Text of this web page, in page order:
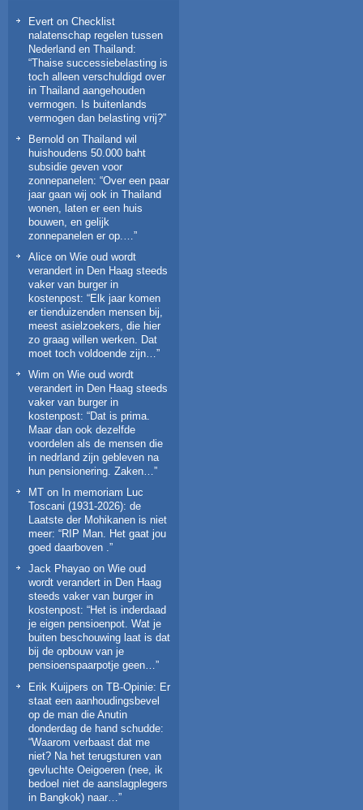
Evert on Checklist
nalatenschap regelen tussen
Nederland en Thailand:
“Thaise successiebelasting is
toch alleen verschuldigd over
in Thailand aangehouden
vermogen. Is buitenlands
vermogen dan belasting vrij?”
Bernold on Thailand wil
huishoudens 50.000 baht
subsidie geven voor
zonnepanelen: “Over een paar
jaar gaan wij ook in Thailand
wonen, laten er een huis
bouwen, en gelijk
zonnepanelen er op.…”
Alice on Wie oud wordt
verandert in Den Haag steeds
vaker van burger in
kostenpost: “Elk jaar komen
er tienduizenden mensen bij,
meest asielzoekers, die hier
zo graag willen werken. Dat
moet toch voldoende zijn…”
Wim on Wie oud wordt
verandert in Den Haag steeds
vaker van burger in
kostenpost: “Dat is prima.
Maar dan ook dezelfde
voordelen als de mensen die
in nedrland zijn gebleven na
hun pensionering. Zaken…”
MT on In memoriam Luc
Toscani (1931-2026): de
Laatste der Mohikanen is niet
meer: “RIP Man. Het gaat jou
goed daarboven .”
Jack Phayao on Wie oud
wordt verandert in Den Haag
steeds vaker van burger in
kostenpost: “Het is inderdaad
je eigen pensioenpot. Wat je
buiten beschouwing laat is dat
bij de opbouw van je
pensioenspaarpotje geen…”
Erik Kuijpers on TB-Opinie: Er
staat een aanhoudingsbevel
op de man die Anutin
donderdag de hand schudde:
“Waarom verbaast dat me
niet? Na het terugsturen van
gevluchte Oeigoeren (nee, ik
bedoel niet de aanslagplegers
in Bangkok) naar… ”